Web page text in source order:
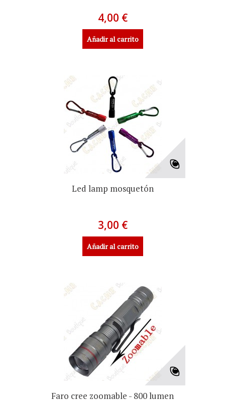
4,00 €
Añadir al carrito
Led lamp mosquetón
3,00 €
Añadir al carrito
Faro cree zoomable - 800 lumen